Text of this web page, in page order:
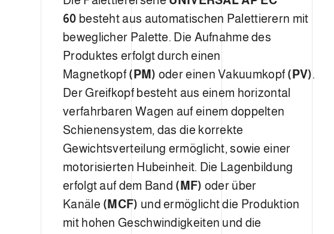
60 besteht aus automatischen Palettierern mit
beweglicher Palette. Die Aufnahme des
Produktes erfolgt durch einen
Magnetkopf (PM) oder einen Vakuumkopf (PV).
Der Greifkopf besteht aus einem horizontal
verfahrbaren Wagen auf einem doppelten
Schienensystem, das die korrekte
Gewichtsverteilung ermöglicht, sowie einer
motorisierten Hubeinheit. Die Lagenbildung
erfolgt auf dem Band (MF) oder über
Kanäle (MCF) und ermöglicht die Produktion
mit hohen Geschwindigkeiten und die